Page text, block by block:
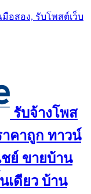
อสอง, รับโพสต์เว็บ
รับจ้างโพส
คาถูก ทาวน์
ย์ ขายบ้าน
เดียว บ้าน